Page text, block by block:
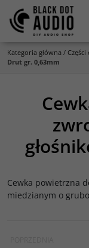
Kategoria główna /
Drut gr. 0,63mm
Cewka powietrzna
miedzianym o